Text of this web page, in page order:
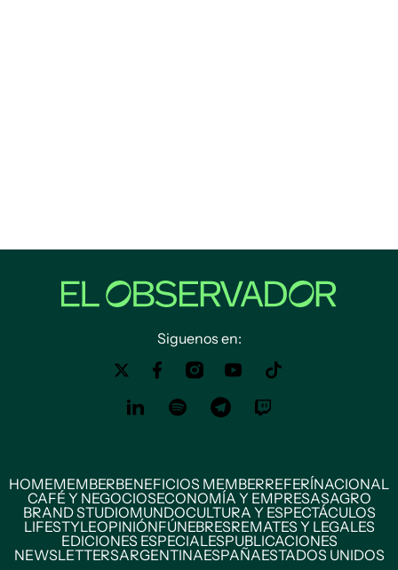
Siguenos en:
HOMEMEMBERBENEFICIOS MEMBERREFERÍNACIONAL
CAFÉ Y NEGOCIOSECONOMÍA Y EMPRESASAGRO
BRAND STUDIOMUNDOCULTURA Y ESPECTÁCULOS
LIFESTYLEOPINIÓNFÚNEBRESREMATES Y LEGALES
EDICIONES ESPECIALESPUBLICACIONES
NEWSLETTERSARGENTINAESPAÑAESTADOS UNIDOS